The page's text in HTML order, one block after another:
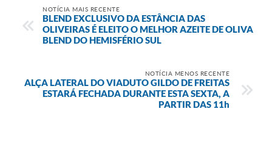
NOTÍCIA MAIS RECENTE
BLEND EXCLUSIVO DA ESTÂNCIA DAS
OLIVEIRAS É ELEITO O MELHOR AZEITE DE OLIVA
BLEND DO HEMISFÉRIO SUL
NOTÍCIA MENOS RECENTE
ALÇA LATERAL DO VIADUTO GILDO DE FREITAS
ESTARÁ FECHADA DURANTE ESTA SEXTA, A
PARTIR DAS 11h